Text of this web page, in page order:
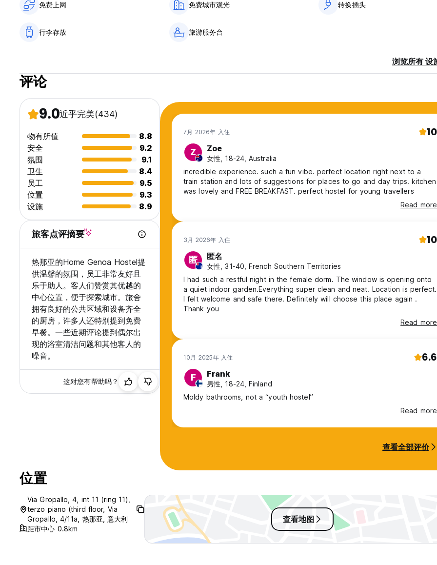
免费上网 免费城市观光 转换插头
行李存放 旅游服务台
浏览所有 设
评论
9.0近乎完美(434)
物有所值
8.8
安全
9.2
氛围
9.1
卫生
8.4
员工
9.5
位置
9.3
设施
8.9
旅客点评摘要
热那亚的Home Genoa Hostel提
供温馨的氛围，员工非常友好且
乐于助人。客人们赞赏其优越的
中心位置，便于探索城市。旅舍
拥有良好的公共区域和设备齐全
的厨房，许多人还特别提到免费
早餐。一些近期评论提到偶尔出
现的浴室清洁问题和其他客人的
噪音。
这对您有帮助吗？
7月 2026年 入住 10
Z Zoe
女性, 18-24, Australia
incredible experience. such a fun vibe. perfect location right next to a
train station and lots of suggestions for places to go and day trips. kitchen
was lovely and FREE BREAKFAST. perfect hostel for young travellers
Read more
3月 2026年 入住 10
匿 匿名
女性, 31-40, French Southern Territories
I had such a restful night in the female dorm. The window is opening onto
a quiet indoor garden.Everything super clean and neat. Location is perfect.
I felt welcome and safe there. Definitely will choose this place again .
Thank you
Read more
10月 2025年 入住 6.6
F Frank
男性, 18-24, Finland
Moldy bathrooms, not a “youth hostel”
Read more
查看全部评价
位置
Via Gropallo, 4, int 11 (ring 11),
terzo piano (third floor, Via
Gropallo, 4/11a, 热那亚, 意大利
距市中心 0.8km
查看地图